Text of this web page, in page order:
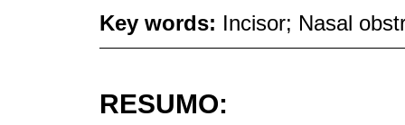
Key words: Incisor; Nasal
RESUMO: